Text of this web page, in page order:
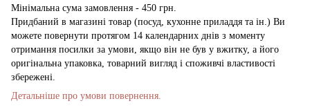
Мінімальна сума замовлення - 450 грн.
Придбаний в магазині товар (посуд, кухонне приладдя та ін.) Ви
можете повернути протягом 14 календарних днів з моменту
отримання посилки за умови, якщо він не був у вжитку, а його
оригінальна упаковка, товарний вигляд і споживчі властивості
збережені.
Детальніше про умови повернення.